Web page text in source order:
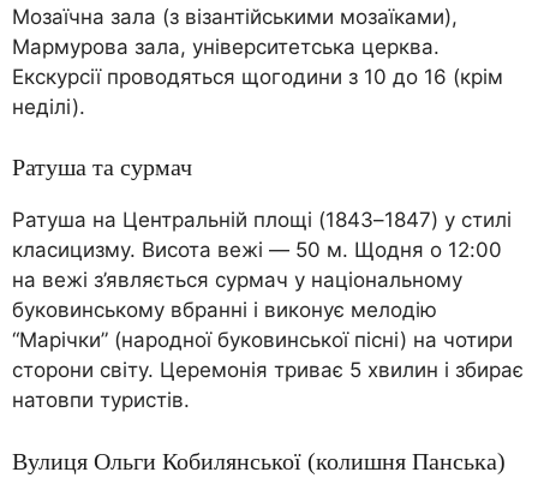
Мозаїчна зала (з візантійськими мозаїками),
Мармурова зала, університетська церква.
Екскурсії проводяться щогодини з 10 до 16 (крім
неділі).
Ратуша та сурмач
Ратуша на Центральній площі (1843–1847) у стилі
класицизму. Висота вежі — 50 м. Щодня о 12:00
на вежі з’являється сурмач у національному
буковинському вбранні і виконує мелодію
“Марічки” (народної буковинської пісні) на чотири
сторони світу. Церемонія триває 5 хвилин і збирає
натовпи туристів.
Вулиця Ольги Кобилянської (колишня Панська)